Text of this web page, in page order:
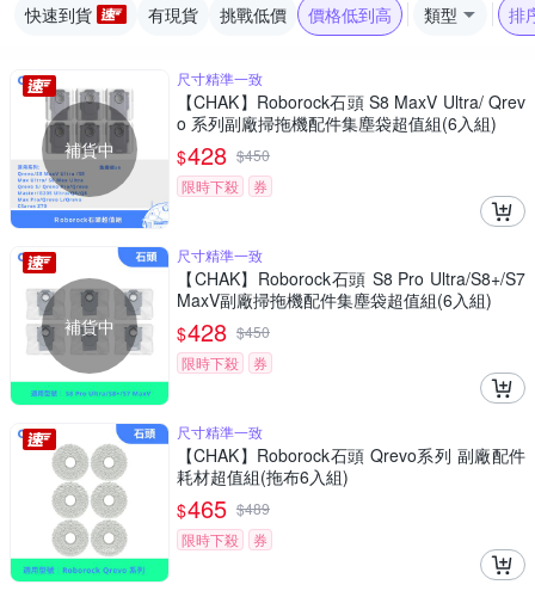
快速到貨 有現貨 挑戰低價 價格低到高 類型 排
補貨中
尺寸精準一致
【CHAK】Roborock石頭 S8 MaxV Ultra/ Qrev
o 系列副廠掃拖機配件集塵袋超值組(6入組)
$428 $450
限時下殺
券
補貨中
尺寸精準一致
【CHAK】Roborock石頭 S8 Pro Ultra/S8+/S7
MaxV副廠掃拖機配件集塵袋超值組(6入組)
$428 $450
限時下殺
券
尺寸精準一致
【CHAK】Roborock石頭 Qrevo系列 副廠配件
耗材超值組(拖布6入組)
$465 $489
限時下殺
券